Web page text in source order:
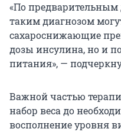
«По
таким диагнозом
сахароснижающие
дозы инсулина, но и
питания», —
Важной частью
набор веса до
восполнение уровня